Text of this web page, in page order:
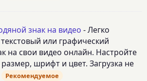
знак на видео - Легко
или графический
на свои видео онлайн. Настройте
шрифт и цвет. Загрузка не
Рекомендуемое